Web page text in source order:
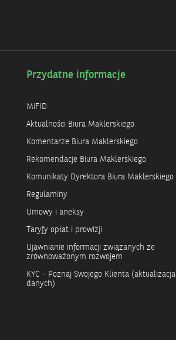
Przydatne informacje
MiFID
Aktualności Biura Maklerskiego
Komentarze Biura Maklerskiego
Rekomendacje Biura Maklerskiego
Komunikaty Dyrektora Biura Maklerskiego
Regulaminy
Umowy i aneksy
Taryfy opłat i prowizji
Ujawnianie informacji związanych ze
zrównoważonym rozwojem
KYC - Poznaj Swojego Klienta (aktualizacja
danych)